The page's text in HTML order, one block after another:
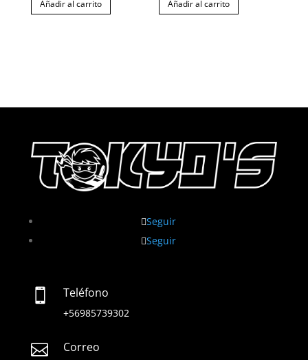
originalactual
Añadir al carrito
originalactual
Añadir al carrito
Seguir
Seguir
 Teléfono
+56985739302
 Correo